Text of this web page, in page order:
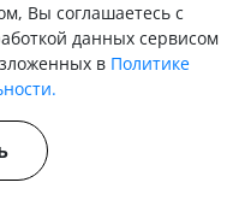
Вы соглашаетесь с
данных сервисом
в Политике